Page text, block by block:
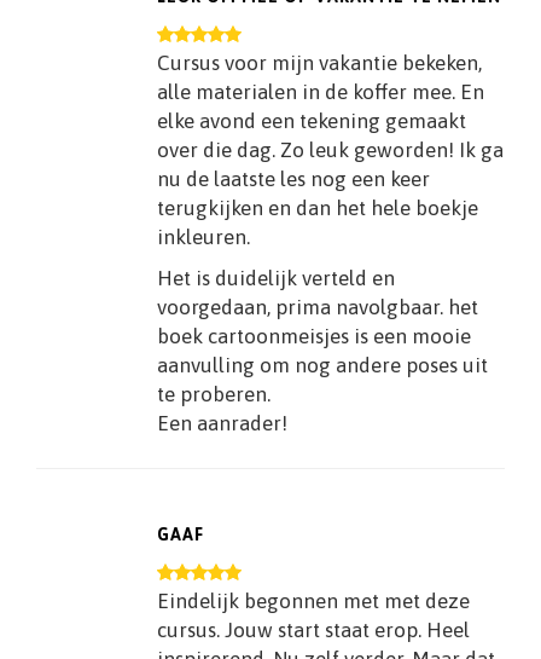
Cursus voor mijn vakantie bekeken,
alle materialen in de koffer mee. En
elke avond een tekening gemaakt
over die dag. Zo leuk geworden! Ik ga
nu de laatste les nog een keer
terugkijken en dan het hele boekje
inkleuren.
Het is duidelijk verteld en
voorgedaan, prima navolgbaar. het
boek cartoonmeisjes is een mooie
aanvulling om nog andere poses uit
te proberen.
Een aanrader!
GAAF
Eindelijk begonnen met met deze
cursus. Jouw start staat erop. Heel